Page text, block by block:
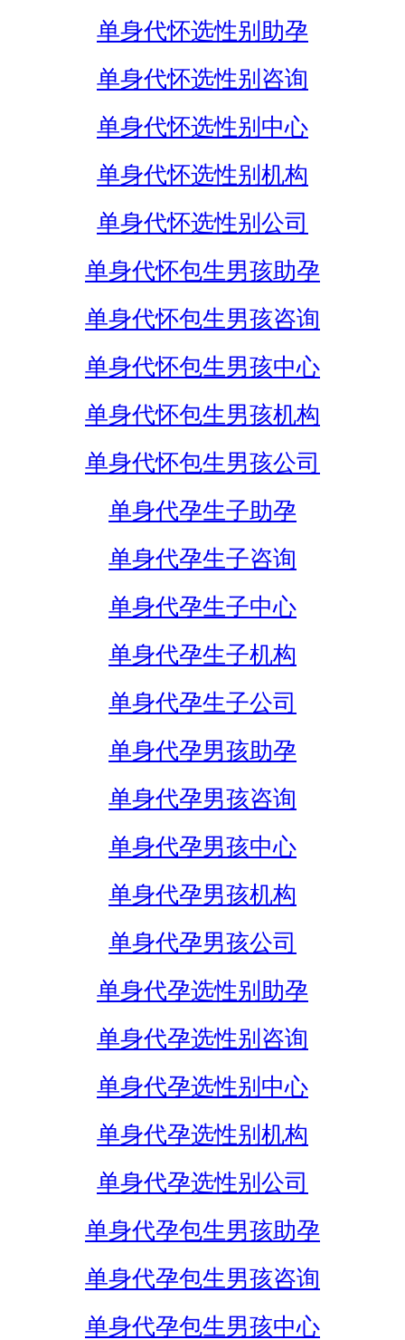
单身代怀选性别助孕
单身代怀选性别咨询
单身代怀选性别中心
单身代怀选性别机构
单身代怀选性别公司
单身代怀包生男孩助孕
单身代怀包生男孩咨询
单身代怀包生男孩中心
单身代怀包生男孩机构
单身代怀包生男孩公司
单身代孕生子助孕
单身代孕生子咨询
单身代孕生子中心
单身代孕生子机构
单身代孕生子公司
单身代孕男孩助孕
单身代孕男孩咨询
单身代孕男孩中心
单身代孕男孩机构
单身代孕男孩公司
单身代孕选性别助孕
单身代孕选性别咨询
单身代孕选性别中心
单身代孕选性别机构
单身代孕选性别公司
单身代孕包生男孩助孕
单身代孕包生男孩咨询
单身代孕包生男孩中心